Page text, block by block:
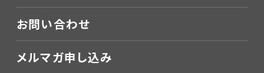
お問い合わせ
メルマガ申し込み